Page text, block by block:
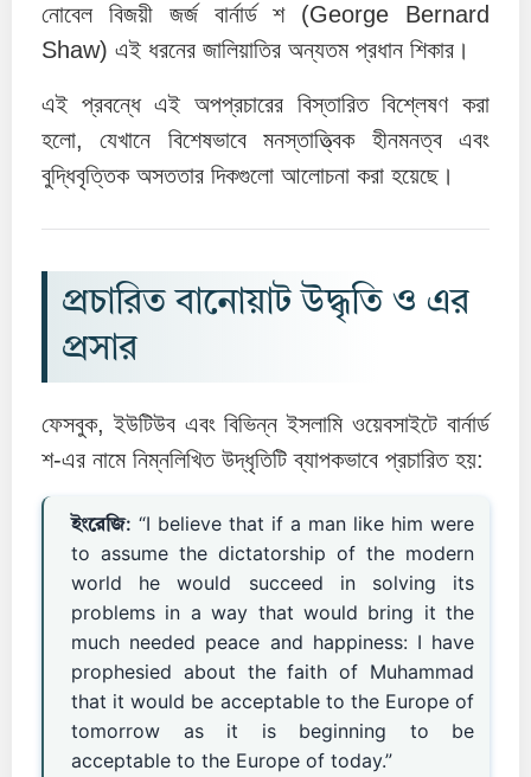
নোবেল বিজয়ী জর্জ বার্নার্ড শ (George Bernard
Shaw) এই ধরনের জালিয়াতির অন্যতম প্রধান শিকার।
এই প্রবন্ধে এই অপপ্রচারের বিস্তারিত বিশ্লেষণ করা
হলো, যেখানে বিশেষভাবে মনস্তাত্ত্বিক হীনমনত্ব এবং
বুদ্ধিবৃত্তিক অসততার দিকগুলো আলোচনা করা হয়েছে।
প্রচারিত বানোয়াট উদ্ধৃতি ও এর
প্রসার
ফেসবুক, ইউটিউব এবং বিভিন্ন ইসলামি ওয়েবসাইটে বার্নার্ড
শ-এর নামে নিম্নলিখিত উদ্ধৃতিটি ব্যাপকভাবে প্রচারিত হয়:
ইংরেজি: “I believe that if a man like him were
to assume the dictatorship of the modern
world he would succeed in solving its
problems in a way that would bring it the
much needed peace and happiness: I have
prophesied about the faith of Muhammad
that it would be acceptable to the Europe of
tomorrow as it is beginning to be
acceptable to the Europe of today.”